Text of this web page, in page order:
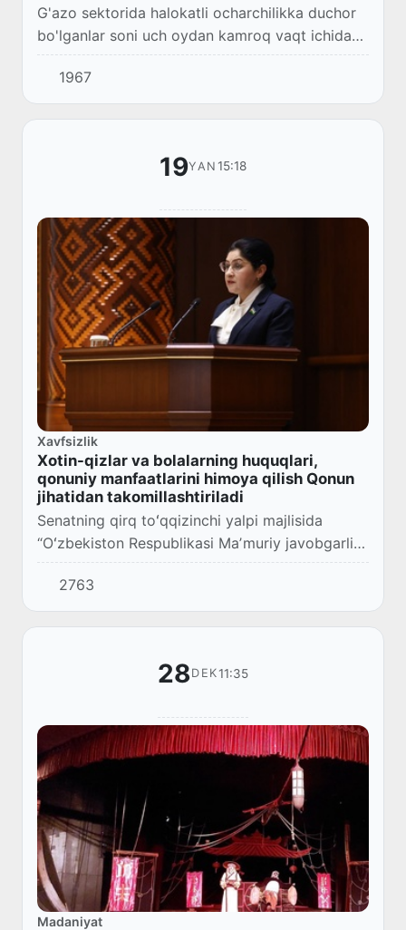
G'azo sektorida halokatli ocharchilikka duchor
bo'lganlar soni uch oydan kamroq vaqt ichida
ikki baravar ko'payib, 1,1 millionga yetdi.
1967
19YAN 15:18
Xavfsizlik
Xotin-qizlar va bolalarning huquqlari,
qonuniy manfaatlarini himoya qilish Qonun
jihatidan takomillashtiriladi
Senatning qirq toʻqqizinchi yalpi majlisida
“Oʻzbekiston Respublikasi Maʼmuriy javobgarlik
toʻgʻrisidagi kodeksining 248-moddasiga
qoʻshimchalar kiritish haqida”gi Qonun koʻrib
chi...
2763
28DEK11:35
Madaniyat